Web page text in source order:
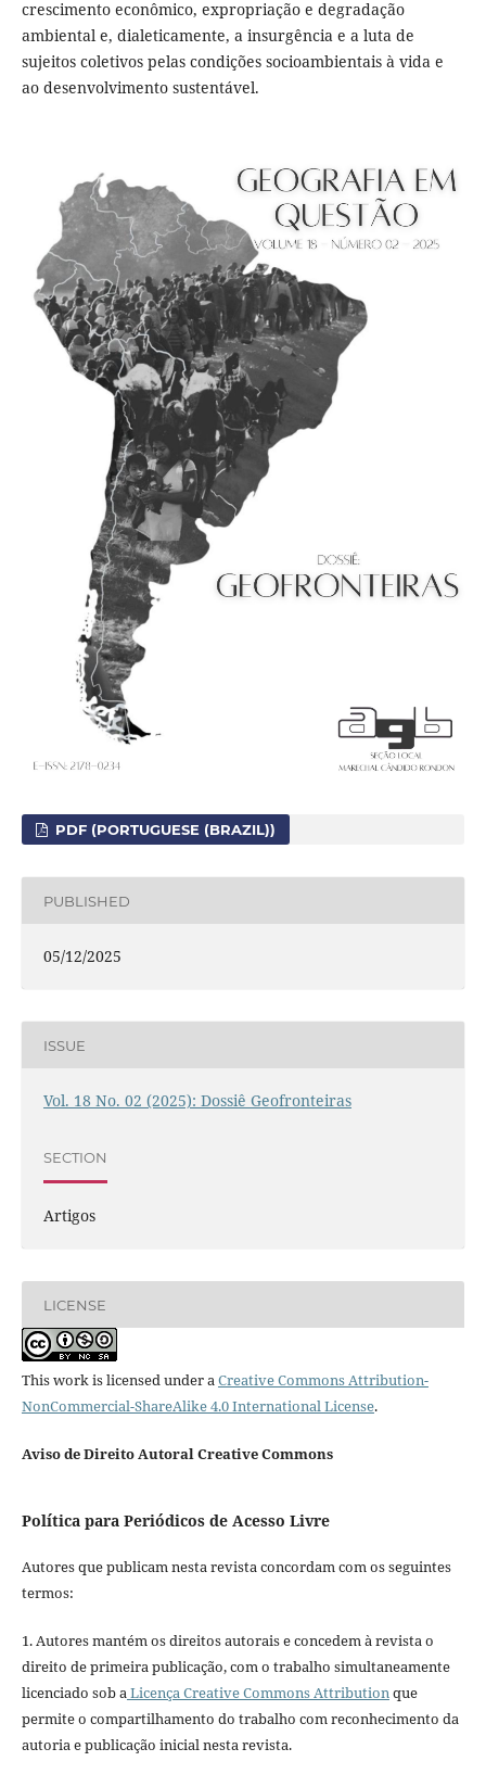
crescimento econômico, expropriação e degradação
ambiental e, dialeticamente, a insurgência e a luta de
sujeitos coletivos pelas condições socioambientais à vida e
ao desenvolvimento sustentável.
PDF (PORTUGUESE (BRAZIL))
PUBLISHED
05/12/2025
ISSUE
Vol. 18 No. 02 (2025): Dossiê Geofronteiras
SECTION
Artigos
LICENSE
This work is licensed under aCreative Commons Attribution-
NonCommercial-ShareAlike 4.0 International License.
Aviso de Direito Autoral Creative Commons
Política para Periódicos de Acesso Livre
Autores que publicam nesta revista concordam com os seguintes
termos:
1. Autores mantém os direitos autorais e concedem à revista o
direito de primeira publicação, com o trabalho simultaneamente
licenciado sob aLicença Creative Commons Attributionque
permite o compartilhamento do trabalho com reconhecimento da
autoria e publicação inicial nesta revista.